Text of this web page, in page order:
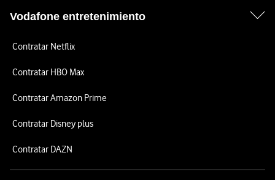
Vodafone entretenimiento
Contratar Netflix
Contratar HBO Max
Contratar Amazon Prime
Contratar Disney plus
Contratar DAZN